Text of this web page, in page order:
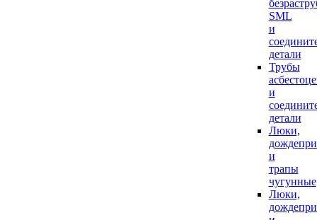
SML
и
детали
Трубы
и
детали
Люки,
и
трапы
чугунные
Люки,